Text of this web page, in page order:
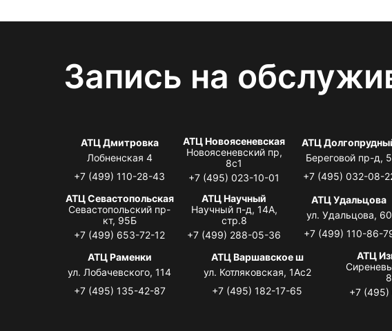
Запись на
АТЦ Дмитровка
Лобненская 4
+7 (499) 110-28-43
АТЦ Новоясеневская
Новоясеневский пр,
8с1
+7 (495) 023-10-01
АТЦ
Береговой пр-д, 5
+7 (495) 032-08-
АТЦ Севастопольская
Севастопольский пр-
кт, 95Б
+7 (499) 653-72-12
АТЦ Научный
Научный п-д, 14А,
стр.8
+7 (499) 288-05-36
АТЦ Удальцова
ул. Удальцова, 60
+7 (499) 110-86-
АТЦ Раменки
ул. Лобачевского, 114
+7 (495) 135-42-87
АТЦ Варшавское ш
ул. Котляковская, 1Ас2
+7 (495) 182-17-65
АТЦ
+7 (495)